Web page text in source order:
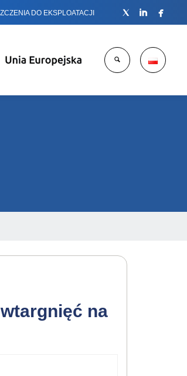
DO EKSPLOATACJI   
na